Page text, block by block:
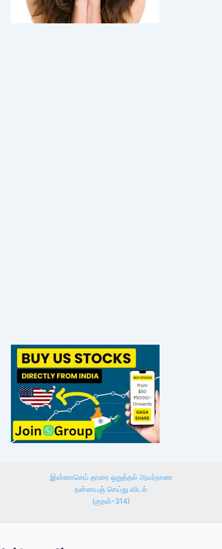
இன்னாசெய் தாரை ஒறுத்தல் அவர்நாண
நன்னயஞ் செய்து விடல்
(குறள்-314)